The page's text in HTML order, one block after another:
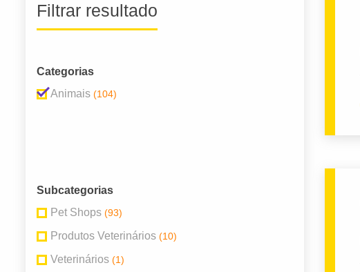
Filtrar resultado
Categorias
Animais (104)
Subcategorias
Pet Shops (93)
Produtos Veterinários (10)
Veterinários (1)